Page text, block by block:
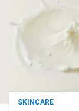
SKINCARE